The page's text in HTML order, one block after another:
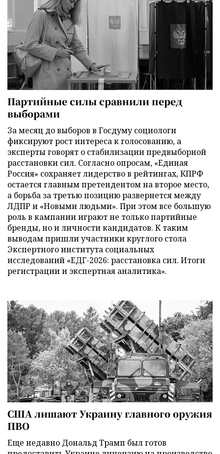
Партийные силы сравнили перед
выборами
За месяц до выборов в Госдуму социологи
фиксируют рост интереса к голосованию, а
эксперты говорят о стабилизации предвыборной
расстановки сил. Согласно опросам, «Единая
Россия» сохраняет лидерство в рейтингах, КПРФ
остается главным претендентом на второе место,
а борьба за третью позицию развернется между
ЛДПР и «Новыми людьми». При этом все большую
роль в кампании играют не только партийные
бренды, но и личности кандидатов. К таким
выводам пришли участники круглого стола
Экспертного института социальных
исследований «ЕДГ-2026: расстановка сил. Итоги
регистрации и экспертная аналитика».
США лишают Украину главного оружия
ПВО
Еще недавно Дональд Трамп был готов